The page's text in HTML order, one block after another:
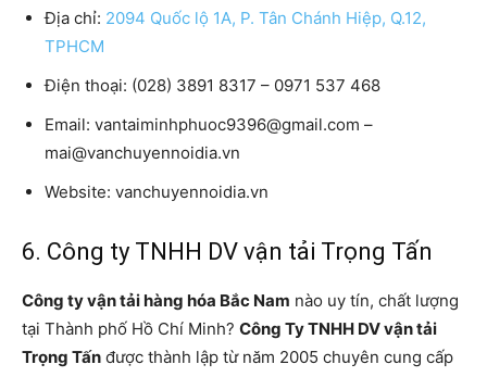
Địa chỉ: 2094 Quốc lộ 1A, P. Tân Chánh Hiệp, Q.12,
TPHCM
Điện thoại: (028) 3891 8317 – 0971 537 468
Email: vantaiminhphuoc9396@gmail.com –
mai@vanchuyennoidia.vn
Website: vanchuyennoidia.vn
6. Công ty TNHH DV vận tải Trọng Tấn
Công ty vận tải hàng hóa Bắc Nam nào uy tín, chất lượng
tại Thành phố Hồ Chí Minh? Công Ty TNHH DV vận tải
Trọng Tấn được thành lập từ năm 2005 chuyên cung cấp